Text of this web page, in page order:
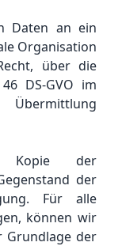
Daten an ein
Organisation
über die
DS-GVO im
der
der
Für alle
können wir
Grundlage der